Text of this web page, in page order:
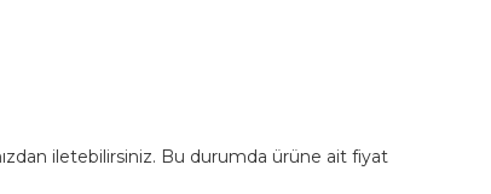
iletebilirsiniz. Bu durumda ürüne ait fiyat